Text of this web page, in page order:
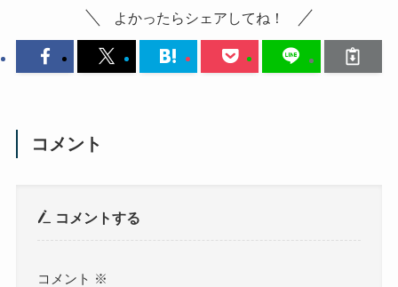
よかったらシェアしてね！
コメント
コメントする
コメント ※